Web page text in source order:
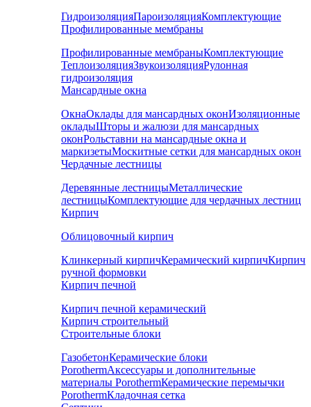
ГидроизоляцияПароизоляцияКомплектующие
Профилированные мембраны
Профилированные мембраныКомплектующие
ТеплоизоляцияЗвукоизоляцияРулонная
гидроизоляция
Мансардные окна
ОкнаОклады для мансардных оконИзоляционные
окладыШторы и жалюзи для мансардных
оконРольставни на мансардные окна и
маркизетыМоскитные сетки для мансардных окон
Чердачные лестницы
Деревянные лестницыМеталлические
лестницыКомплектующие для чердачных лестниц
Кирпич
Облицовочный кирпич
Клинкерный кирпичКерамический кирпичКирпич
ручной формовки
Кирпич печной
Кирпич печной керамический
Кирпич строительный
Строительные блоки
ГазобетонКерамические блоки
PorothermАксессуары и дополнительные
материалы PorothermКерамические перемычки
PorothermКладочная сетка